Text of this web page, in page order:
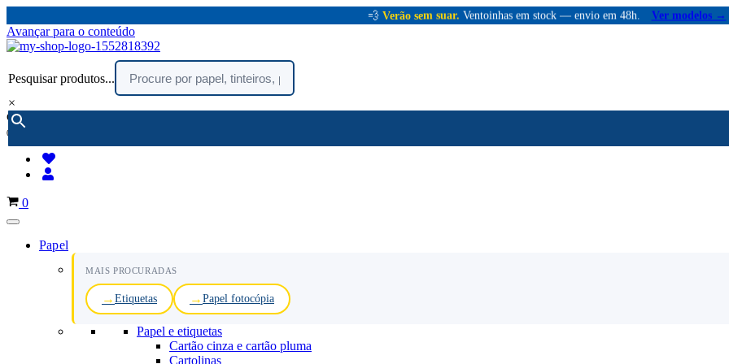
💨 Verão sem suar. Ventoinhas em stock — envio em 48h. Ver modelos →
Avançar para o conteúdo
Pesquisar produtos...
×
encomendar por telefone :
(chamada rede fixa nacional)
Carrinho
0
Papel
MAIS PROCURADAS
Etiquetas Papel fotocópia
Papel e etiquetas
Cartão cinza e cartão pluma
Cartolinas